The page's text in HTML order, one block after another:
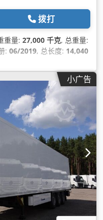
拨打
重量: 27,000 千克, 总重量:
: 06/2019, 总长度: 14,040
保养记录,
小广告